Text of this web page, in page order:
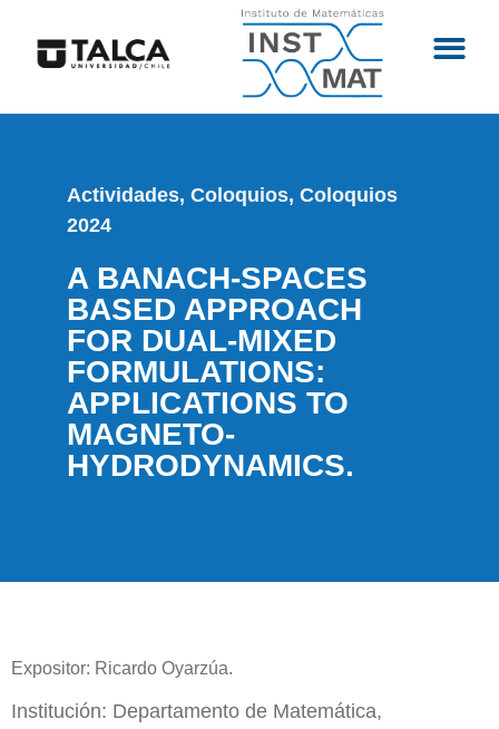
Actividades, Coloquios, Coloquios
2024
A BANACH-SPACES
BASED APPROACH
FOR DUAL-MIXED
FORMULATIONS:
APPLICATIONS TO
MAGNETO-
HYDRODYNAMICS.
Expositor: Ricardo Oyarzúa.
Institución: Departamento de Matemática,